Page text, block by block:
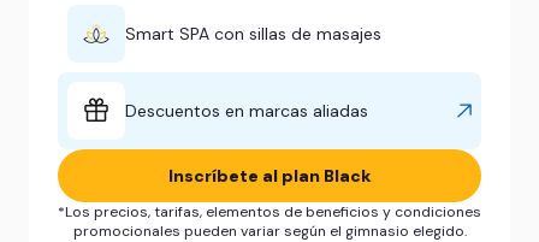
Smart SPA con sillas de masajes
Descuentos en marcas aliadas
Inscríbete al plan Black
*Los precios, tarifas, elementos de beneficios y condiciones
promocionales pueden variar según el gimnasio elegido.